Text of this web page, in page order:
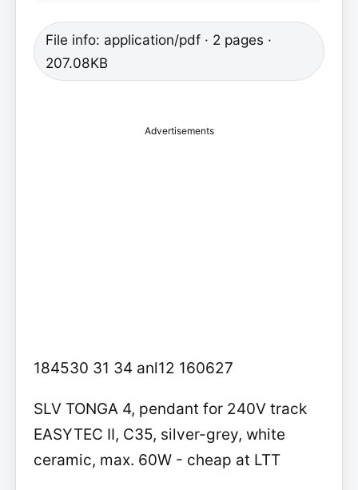
File info: application/pdf · 2 pages ·
207.08KB
Advertisements
184530 31 34 anl12 160627
SLV TONGA 4, pendant for 240V track
EASYTEC II, C35, silver-grey, white
ceramic, max. 60W - cheap at LTT